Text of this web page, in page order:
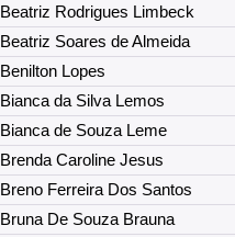
Beatriz Rodrigues Limbeck
Beatriz Soares de Almeida
Benilton Lopes
Bianca da Silva Lemos
Bianca de Souza Leme
Brenda Caroline Jesus
Breno Ferreira Dos Santos
Bruna De Souza Brauna